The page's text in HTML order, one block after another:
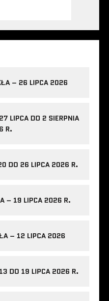
– 26 LIPCA 2026
LIPCA DO 2 SIERPNIA
R.
DO 26 LIPCA 2026 R.
– 19 LIPCA 2026 R.
– 12 LIPCA 2026
DO 19 LIPCA 2026 R.